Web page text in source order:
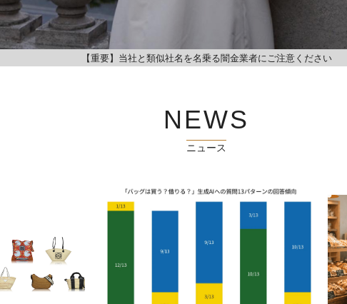
【重要】当社と類似社名を名乗る闇金業者にご注意ください
NEWS
ニュース